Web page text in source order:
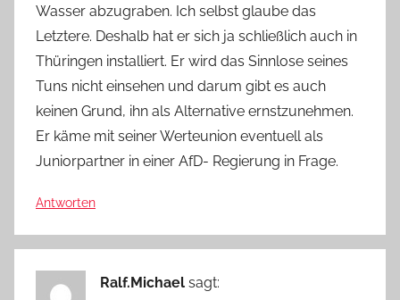
Wasser abzugraben. Ich selbst glaube das
Letztere. Deshalb hat er sich ja schließlich auch in
Thüringen installiert. Er wird das Sinnlose seines
Tuns nicht einsehen und darum gibt es auch
keinen Grund, ihn als Alternative ernstzunehmen.
Er käme mit seiner Werteunion eventuell als
Juniorpartner in einer AfD- Regierung in Frage.
Antworten
Ralf.Michael sagt: